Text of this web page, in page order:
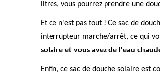
litres, vous pourrez prendre une
Et ce n'est pas tout ! Ce sac de
interrupteur marche/arrêt, ce qui
solaire et vous avez de l'eau
Enfin, ce sac de douche solaire est